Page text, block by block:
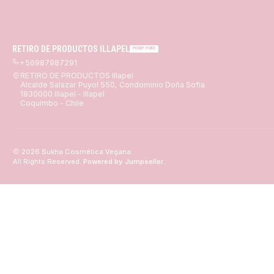
RETIRO DE PRODUCTOS ILLAPEL PICKUP POINT
+56987987291
RETIRO DE PRODUCTOS Illapel
Alcalde Salazar Puyol 550, Condominio Doña Sofia
1930000 Illapel - Illapel
Coquimbo - Chile
2026 Sukha Cosmética Vegana.
All Rights Reserved. Powered by Jumpseller.